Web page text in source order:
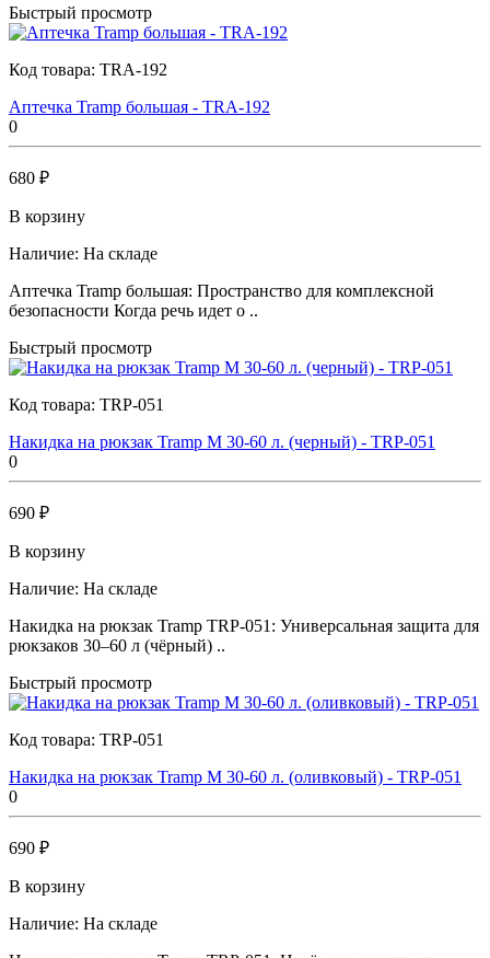
Быстрый просмотр
Код товара: TRA-192
Аптечка Tramp большая - TRA-192
0
680 ₽
В корзину
Наличие: На складе
Аптечка Tramp большая: Пространство для комплексной
безопасности Когда речь идет о ..
Быстрый просмотр
Код товара: TRP-051
Накидка на рюкзак Tramp M 30-60 л. (черный) - TRP-051
0
690 ₽
В корзину
Наличие: На складе
Накидка на рюкзак Tramp TRP-051: Универсальная защита для
рюкзаков 30–60 л (чёрный) ..
Быстрый просмотр
Код товара: TRP-051
Накидка на рюкзак Tramp M 30-60 л. (оливковый) - TRP-051
0
690 ₽
В корзину
Наличие: На складе